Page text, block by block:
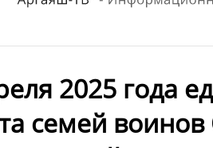
2025 года
семей